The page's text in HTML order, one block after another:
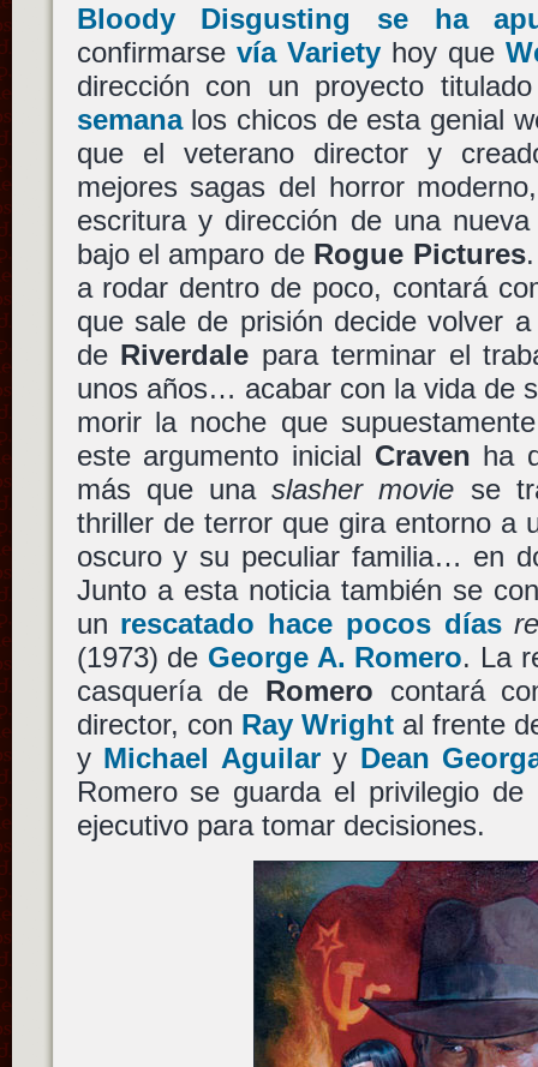
Bloody Disgusting se ha
confirmarse vía Varietyhoy que
dirección con un proyecto
semanalos chicos de esta genial
que el veterano director y
mejores sagas del horror
escritura y dirección de una
bajo el amparo de Rogue Pictures
a rodar dentro de poco, contará
que sale de prisión decide volver
de Riverdale para terminar el
unos años… acabar con la vida de
morir la noche que
este argumento inicial Craven ha
más que unaslasher movie se
thriller de terror que gira entorno a
oscuro y su peculiar familia… en
Junto a esta noticia también se
un rescatado hace pocos días
(1973) de George A. Romero. La
casquería de Romero contará
director, con Ray Wrightal frente
y Michael Aguilary Dean
Romero se guarda el privilegio
ejecutivo para tomar decisiones.